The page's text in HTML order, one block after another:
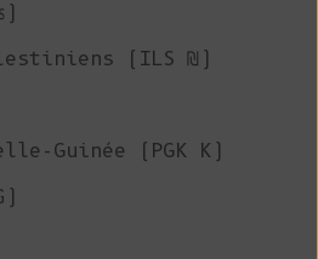
(ILS ₪)
Guinée (PGK K)